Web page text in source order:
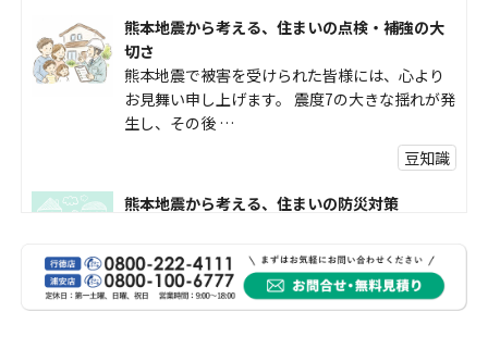
熊本地震から考える、住まいの点検・補強の大
切さ
熊本地震で被害を受けられた皆様には、心より
お見舞い申し上げます。 震度7の大きな揺れが発
生し、その後 …
豆知識
熊本地震から考える、住まいの防災対策
受けられた皆様に、心よりお見舞い申し上げま
す。 今回の地震 …
社長コラム